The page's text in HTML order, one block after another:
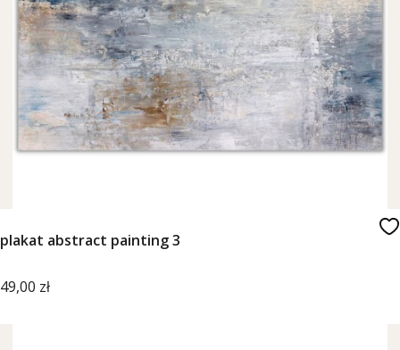
plakat abstract painting 3
Cena
49,00 zł